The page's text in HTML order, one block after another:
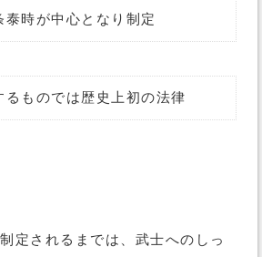
時が中心となり制定
るものでは歴史上初の法律
定されるまでは、武士へのしっ